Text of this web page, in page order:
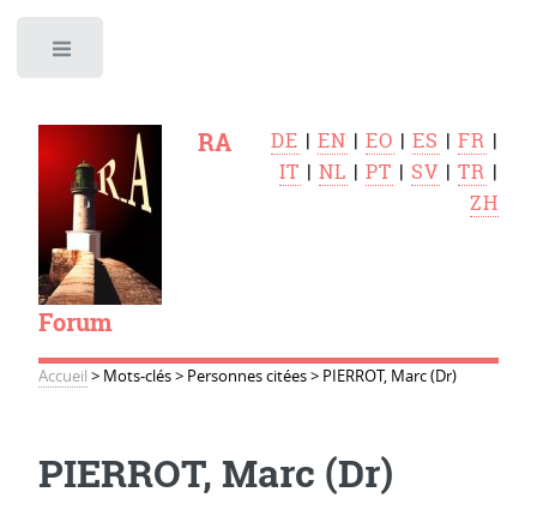
RA
Forum
DE |EN |EO |ES |FR |
IT |NL |PT | SV |TR |
ZH
Accueil > Mots-clés> Personnes citées> PIERROT, Marc (Dr)
PIERROT, Marc (Dr)